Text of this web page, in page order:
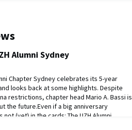
Alumni Sydney
Chapter Sydney celebrates its 5-year
looks back at some highlights. Despite
restrictions, chapter head Mario A. Bassi is
the future.Even if a big anniversary
not (yet) in the cards: The UZH Alumni